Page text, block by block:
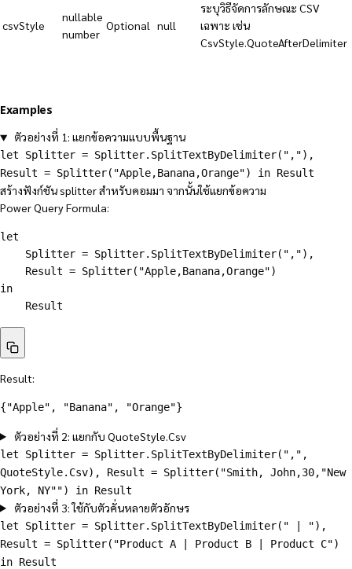
csvStyle
nullable
number
Optional null
ระบุวิธีจัดการลักษณะ CSV
เฉพาะ เช่น
CsvStyle.QuoteAfterDelimiter
Examples
ตัวอย่างที่ 1: แยกข้อความแบบพื้นฐาน
let Splitter = Splitter.SplitTextByDelimiter(","),
Result = Splitter("Apple,Banana,Orange") in Result
สร้างฟังก์ชัน splitter สำหรับคอมมา จากนั้นใช้แยกข้อความ
Power Query Formula:
let
    Splitter = Splitter.SplitTextByDelimiter(","),
    Result = Splitter("Apple,Banana,Orange")
in
    Result
Result:
{"Apple", "Banana", "Orange"}
ตัวอย่างที่ 2: แยกกับ QuoteStyle.Csv
let Splitter = Splitter.SplitTextByDelimiter(",",
QuoteStyle.Csv), Result = Splitter("Smith, John,30,"New
York, NY"") in Result
ตัวอย่างที่ 3: ใช้กับตัวคั่นหลายตัวอักษร
let Splitter = Splitter.SplitTextByDelimiter(" | "),
Result = Splitter("Product A | Product B | Product C")
in Result